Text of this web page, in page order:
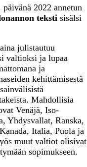
2022 annetun
teksti sisälsi
julistautuu
valtioksi ja lupaa
ja
kehittämisestä
Mahdollisia
Venäjä, Iso-
Yhdysvallat, Ranska,
Italia, Puola ja
muut valtiot olisivat
sopimukseen.